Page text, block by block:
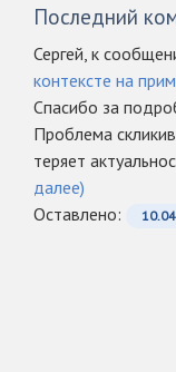
Последний
Сергей, к
контексте на
Спасибо за
Проблема
теряет
далее)
Оcтавлено: